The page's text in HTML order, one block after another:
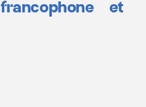
et